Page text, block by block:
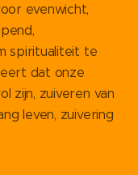
evenwicht,
spiritualiteit te
dat onze
zijn, zuiveren van
leven, zuivering